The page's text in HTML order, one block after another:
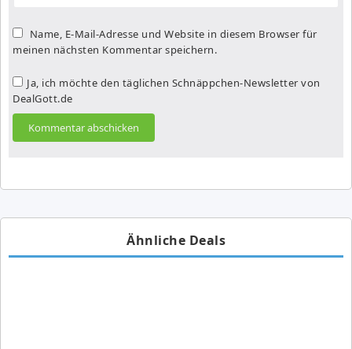
Name, E-Mail-Adresse und Website in diesem Browser für
meinen nächsten Kommentar speichern.
Ja, ich möchte den täglichen Schnäppchen-Newsletter von
DealGott.de
Ähnliche Deals